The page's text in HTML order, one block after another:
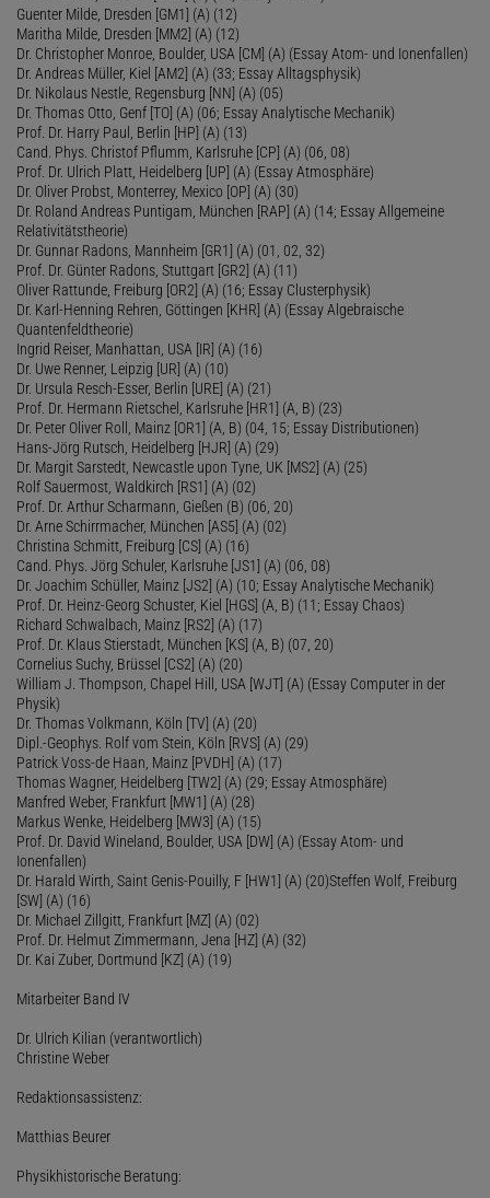
Guenter Milde, Dresden [GM1] (A) (12)
Maritha Milde, Dresden [MM2] (A) (12)
Dr. Christopher Monroe, Boulder, USA [CM] (A) (Essay Atom- und Ionenfallen)
Dr. Andreas Müller, Kiel [AM2] (A) (33; Essay Alltagsphysik)
Dr. Nikolaus Nestle, Regensburg [NN] (A) (05)
Dr. Thomas Otto, Genf [TO] (A) (06; Essay Analytische Mechanik)
Prof. Dr. Harry Paul, Berlin [HP] (A) (13)
Cand. Phys. Christof Pflumm, Karlsruhe [CP] (A) (06, 08)
Prof. Dr. Ulrich Platt, Heidelberg [UP] (A) (Essay Atmosphäre)
Dr. Oliver Probst, Monterrey, Mexico [OP] (A) (30)
Dr. Roland Andreas Puntigam, München [RAP] (A) (14; Essay Allgemeine
Relativitätstheorie)
Dr. Gunnar Radons, Mannheim [GR1] (A) (01, 02, 32)
Prof. Dr. Günter Radons, Stuttgart [GR2] (A) (11)
Oliver Rattunde, Freiburg [OR2] (A) (16; Essay Clusterphysik)
Dr. Karl-Henning Rehren, Göttingen [KHR] (A) (Essay Algebraische
Quantenfeldtheorie)
Ingrid Reiser, Manhattan, USA [IR] (A) (16)
Dr. Uwe Renner, Leipzig [UR] (A) (10)
Dr. Ursula Resch-Esser, Berlin [URE] (A) (21)
Prof. Dr. Hermann Rietschel, Karlsruhe [HR1] (A, B) (23)
Dr. Peter Oliver Roll, Mainz [OR1] (A, B) (04, 15; Essay Distributionen)
Hans-Jörg Rutsch, Heidelberg [HJR] (A) (29)
Dr. Margit Sarstedt, Newcastle upon Tyne, UK [MS2] (A) (25)
Rolf Sauermost, Waldkirch [RS1] (A) (02)
Prof. Dr. Arthur Scharmann, Gießen (B) (06, 20)
Dr. Arne Schirrmacher, München [AS5] (A) (02)
Christina Schmitt, Freiburg [CS] (A) (16)
Cand. Phys. Jörg Schuler, Karlsruhe [JS1] (A) (06, 08)
Dr. Joachim Schüller, Mainz [JS2] (A) (10; Essay Analytische Mechanik)
Prof. Dr. Heinz-Georg Schuster, Kiel [HGS] (A, B) (11; Essay Chaos)
Richard Schwalbach, Mainz [RS2] (A) (17)
Prof. Dr. Klaus Stierstadt, München [KS] (A, B) (07, 20)
Cornelius Suchy, Brüssel [CS2] (A) (20)
William J. Thompson, Chapel Hill, USA [WJT] (A) (Essay Computer in der
Physik)
Dr. Thomas Volkmann, Köln [TV] (A) (20)
Dipl.-Geophys. Rolf vom Stein, Köln [RVS] (A) (29)
Patrick Voss-de Haan, Mainz [PVDH] (A) (17)
Thomas Wagner, Heidelberg [TW2] (A) (29; Essay Atmosphäre)
Manfred Weber, Frankfurt [MW1] (A) (28)
Markus Wenke, Heidelberg [MW3] (A) (15)
Prof. Dr. David Wineland, Boulder, USA [DW] (A) (Essay Atom- und
Ionenfallen)
Dr. Harald Wirth, Saint Genis-Pouilly, F [HW1] (A) (20)Steffen Wolf, Freiburg
[SW] (A) (16)
Dr. Michael Zillgitt, Frankfurt [MZ] (A) (02)
Prof. Dr. Helmut Zimmermann, Jena [HZ] (A) (32)
Dr. Kai Zuber, Dortmund [KZ] (A) (19)
Mitarbeiter Band IV
Dr. Ulrich Kilian (verantwortlich)
Christine Weber
Redaktionsassistenz:
Matthias Beurer
Physikhistorische Beratung: